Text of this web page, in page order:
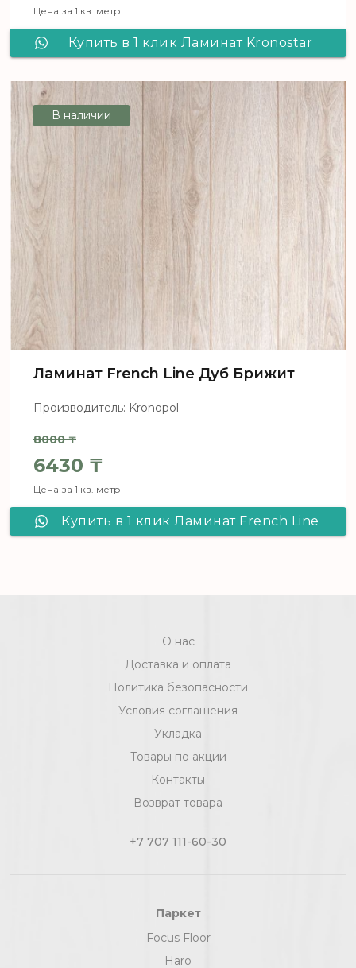
Цена за 1 кв. метр
Купить в 1 клик Ламинат Kronostar
В наличии
Ламинат French Line Дуб Брижит
Производитель: Kronopol
8000₸
Первоначальная цена
6430 ₸
Текущая цена: 6430 ₸.
Цена за 1 кв. метр
Купить в 1 клик Ламинат French Line
О нас
Доставка и оплата
Политика безопасности
Условия соглашения
Укладка
Товары по акции
Контакты
Возврат товара
+7 707 111-60-30
Паркет
Focus Floor
Haro